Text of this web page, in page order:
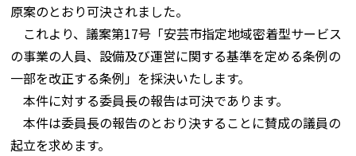
原案のとおり可決されました。
これより、議案第17号「安芸市指定地域密着型サービス
の事業の人員、設備及び運営に関する基準を定める条例の
一部を改正する条例」を採決いたします。
本件に対する委員長の報告は可決であります。
本件は委員長の報告のとおり決することに賛成の議員の
起立を求めます。